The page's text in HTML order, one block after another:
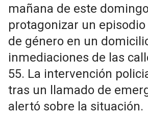
mañana de este
protagonizar un
de género en un
inmediaciones de las
55. La intervención
tras un llamado de
alertó sobre la situación.